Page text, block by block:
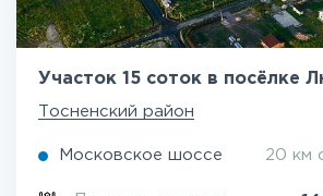
Участок 15 соток в посёлке
Тосненский район
Московское шоссе 20 км